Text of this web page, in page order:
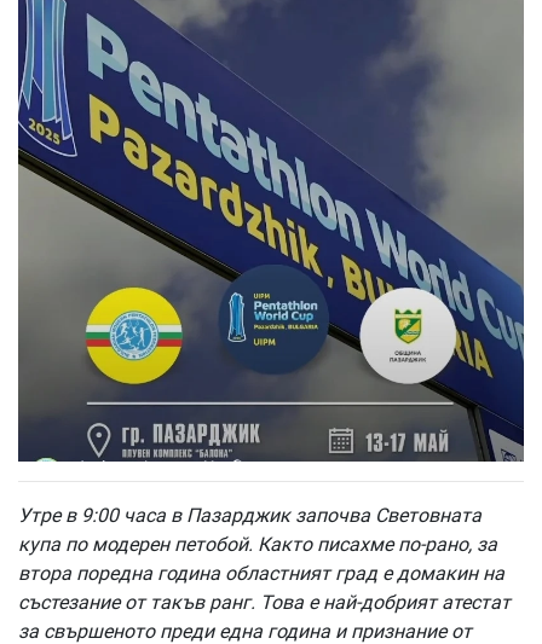
Утре в 9:00 часа в Пазарджик започва Световната
купа по модерен петобой. Както писахме по-рано, за
втора поредна година областният град е домакин на
състезание от такъв ранг. Това е най-добрият атестат
за свършеното преди една година и признание от